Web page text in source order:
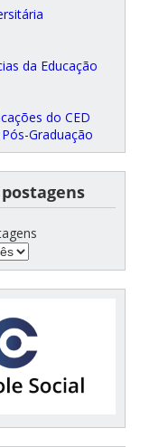
da Educação
do CED
Graduação